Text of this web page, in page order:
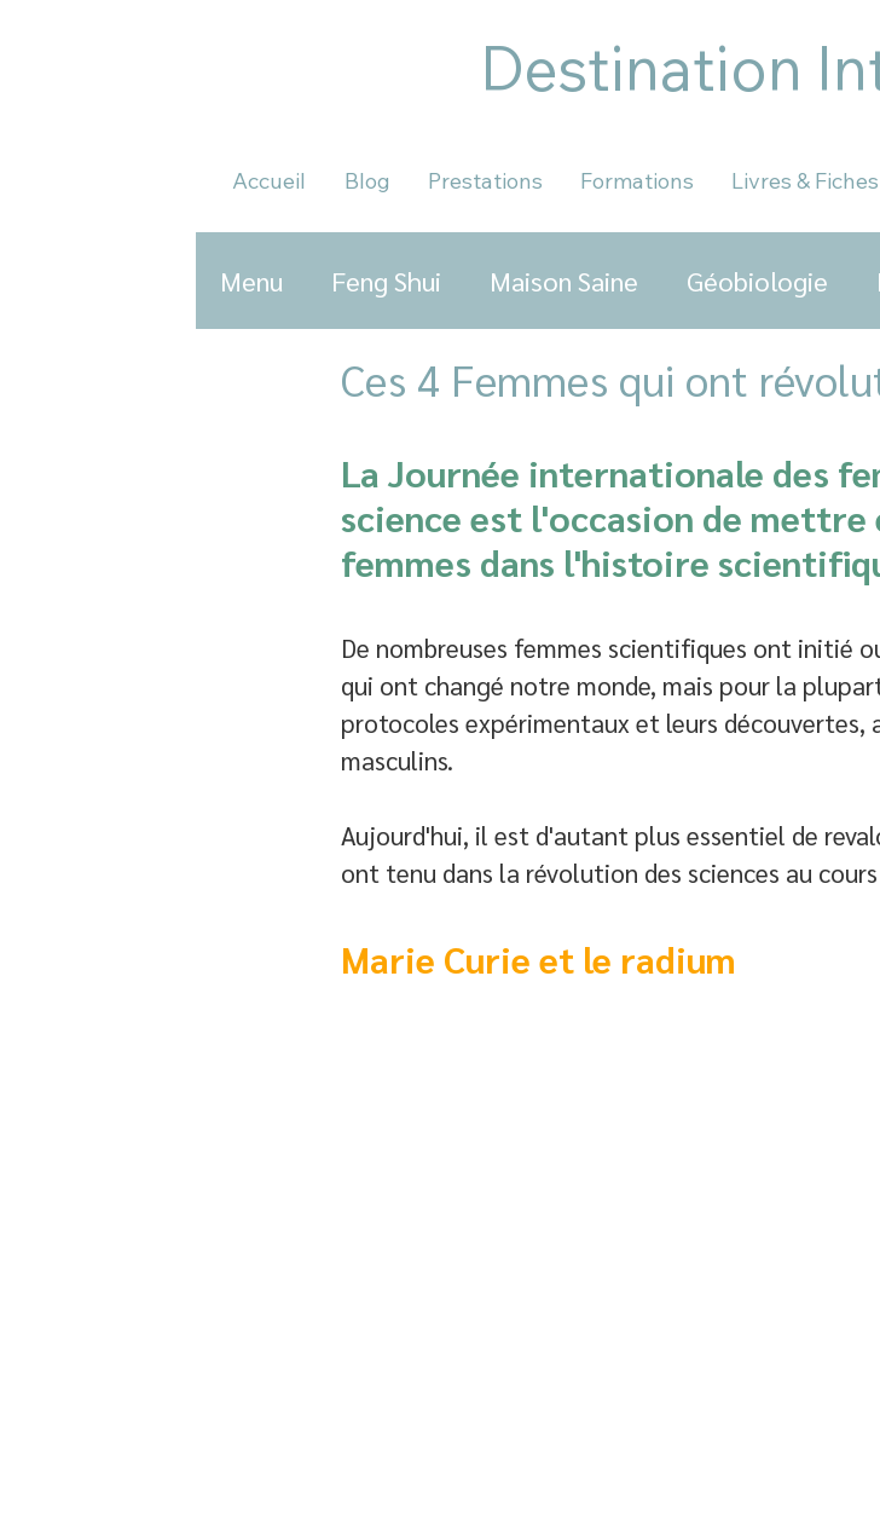
Destination
Accueil Blog Prestations Formations Livres & Fiches
Menu Feng Shui Maison Saine Géobiologie
Ces 4 Femmes qui ont
La Journée internationale des
science est l'occasion de mettre
femmes dans l'histoire
De nombreuses femmes scientifiques ont initié
qui ont changé notre monde, mais pour la
protocoles expérimentaux et leurs découvertes,
masculins.
Aujourd'hui, il est d'autant plus essentiel de
ont tenu dans la révolution des sciences au cours
Marie Curie et le radium